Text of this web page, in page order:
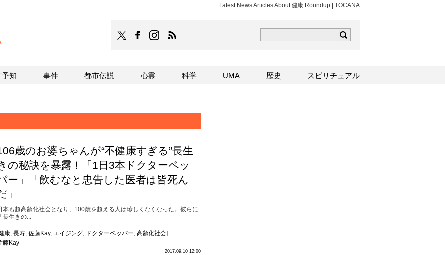
Latest News Articles About 健康 Roundup | TOCANA
TOCANAのFacebookはこちら
TOCANAのinstagramはこちら
歳のお婆ちゃんが“不健康すぎる”長生
の秘訣を暴露！「1日3本ドクターペッ
ー」「飲むなと忠告した医者は皆死ん
」
本も超高齢化社会となり、100歳を超える人は珍しくなくなった。彼らに
長生きの...
康, 長寿, 佐藤Kay, エイジング, ドクターペッパー, 高齢化社会]
2017.09.10 12:00
藤Kay
予知 事件 都市伝説 心霊 科学 UMA 歴史 スピリチュアル